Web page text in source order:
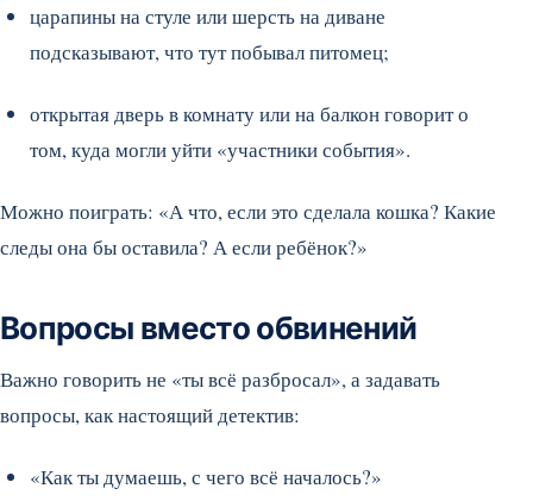
царапины на стуле или шерсть на диване
подсказывают, что тут побывал питомец;
открытая дверь в комнату или на балкон говорит о
том, куда могли уйти «участники события».
Можно поиграть: «А что, если это сделала кошка? Какие
следы она бы оставила? А если ребёнок?»
Вопросы вместо обвинений
Важно говорить не «ты всё разбросал», а задавать
вопросы, как настоящий детектив:
«Как ты думаешь, с чего всё началось?»